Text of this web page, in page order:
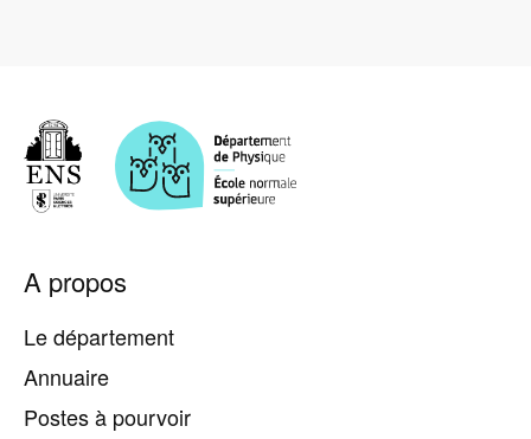
Pied
de
A propos
Le département
Annuaire
Postes à pourvoir